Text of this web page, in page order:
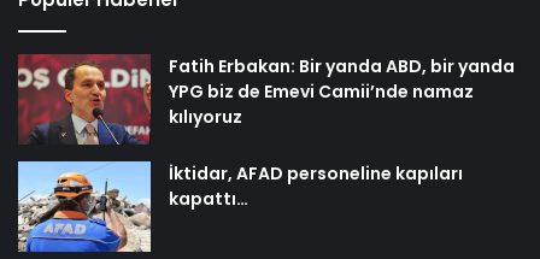
Fatih Erbakan: Bir yanda ABD, bir yanda
YPG biz de Emevi Camii’nde namaz
kılıyoruz
İktidar, AFAD personeline kapıları
kapattı…